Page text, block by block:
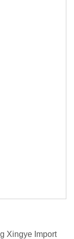
Xingye Import